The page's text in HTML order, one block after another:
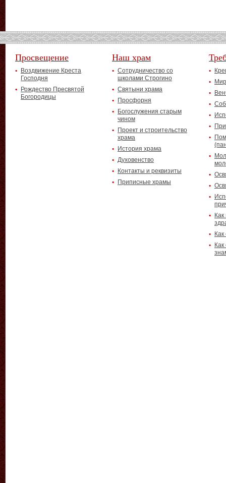
Просвещение
Воздвижение Креста
Господня
Рождество Пресвятой
Богородицы
Наш храм
Сотрудничество со
школами Строгино
Святыни храма
Просфорня
Богослужения старым
чином
Проект и строительство
храма
История храма
Духовенство
Контакты и реквизиты
Приписные храмы
Как